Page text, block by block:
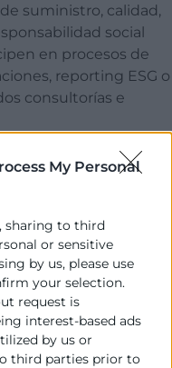
My Personal
sharing to third
or sensitive
by us, please use
your selection.
request is
interest-based ads
by us or
third parties prior to
suministro, calidad,
social
en procesos de
reporting ESG o
consultorías e
Oficina de
Valencia.
de La
de la Madera y
Valenciana